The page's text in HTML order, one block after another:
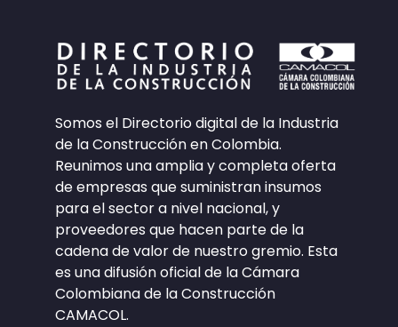
Somos el Directorio digital de la Industria
de la Construcción en Colombia.
Reunimos una amplia y completa oferta
de empresas que suministran insumos
para el sector a nivel nacional, y
proveedores que hacen parte de la
cadena de valor de nuestro gremio. Esta
es una difusión oficial de la Cámara
Colombiana de la Construcción
CAMACOL.